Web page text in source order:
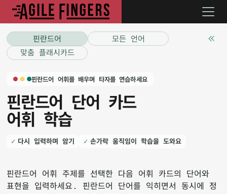
핀란드어
모든 언어
맞춤 플래시카드
핀란드어 어휘를 배우며 타자를 연습하세요
핀란드어 단어 카드
어휘 학습
다시 입력하며 암기 손가락 움직임이 학습을 도와요
핀란드어 어휘 주제를 선택한 다음 어휘 카드의 단어와
표현을 입력하세요. 핀란드어 단어를 익히면서 동시에 정